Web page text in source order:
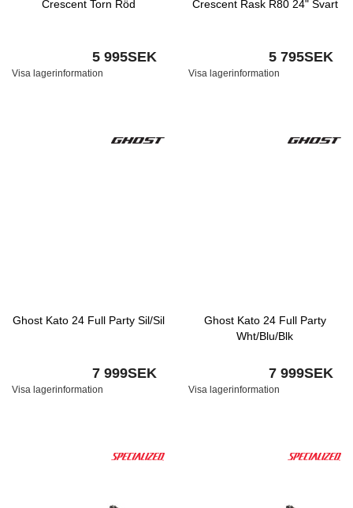
Crescent Torn Röd
5 995SEK
Visa lagerinformation
Crescent Rask R80 24" Svart
5 795SEK
Visa lagerinformation
Ghost Kato 24 Full Party Sil/Sil
7 999SEK
Visa lagerinformation
Ghost Kato 24 Full Party
Wht/Blu/Blk
7 999SEK
Visa lagerinformation